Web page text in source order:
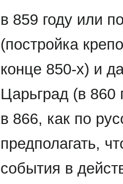
в 859 году или
(постройка
конце 850-х) и
Царьград (в 860
в 866, как по
предполагать,
события в